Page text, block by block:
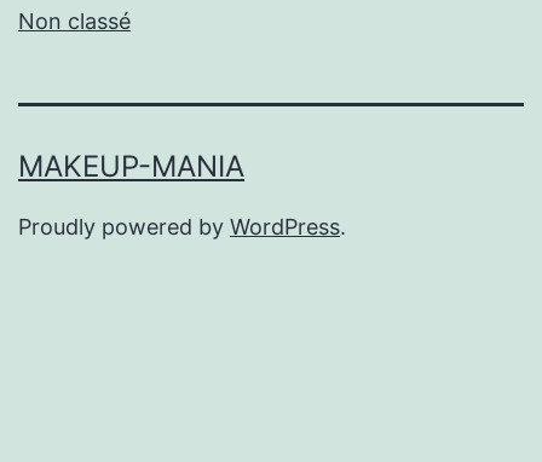
Non classé
MAKEUP-MANIA
Proudly powered by WordPress.